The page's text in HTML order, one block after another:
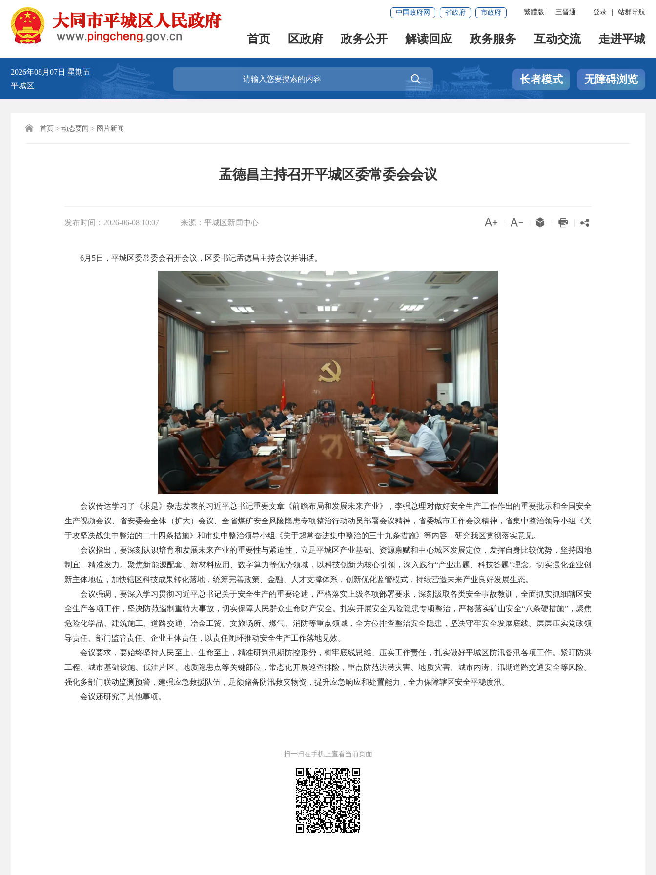
登录 站群导航
繁體版 三晋通
中国政府网 省政府 市政府
首页 区政府 政务公开 解读回应 政务服务 互动交流 走进平城
2026年08月07日 星期五
平城区
 长者模式 无障碍浏览
 首页 > 动态要闻 > 图片新闻
孟德昌主持召开平城区委常委会会议
发布时间： 2026-06-08 10:07 来源： 平城区新闻中心     
6月5日，平城区委常委会召开会议，区委书记孟德昌主持会议并讲话。
会议传达学习了《求是》杂志发表的习近平总书记重要文章《前瞻布局和发展未来产业》，李强总理对做好安全生产工作作出的重要批示和全国安全
生产视频会议、省安委会全体（扩大）会议、全省煤矿安全风险隐患专项整治行动动员部署会议精神，省委城市工作会议精神，省集中整治领导小组《关
于攻坚决战集中整治的二十四条措施》和市集中整治领导小组《关于超常奋进集中整治的三十九条措施》等内容，研究我区贯彻落实意见。
会议指出，要深刻认识培育和发展未来产业的重要性与紧迫性，立足平城区产业基础、资源禀赋和中心城区发展定位，发挥自身比较优势，坚持因地
制宜、精准发力。聚焦新能源配套、新材料应用、数字算力等优势领域，以科技创新为核心引领，深入践行“产业出题、科技答题”理念。切实强化企业创
新主体地位，加快辖区科技成果转化落地，统筹完善政策、金融、人才支撑体系，创新优化监管模式，持续营造未来产业良好发展生态。
会议强调，要深入学习贯彻习近平总书记关于安全生产的重要论述，严格落实上级各项部署要求，深刻汲取各类安全事故教训，全面抓实抓细辖区安
全生产各项工作，坚决防范遏制重特大事故，切实保障人民群众生命财产安全。扎实开展安全风险隐患专项整治，严格落实矿山安全“八条硬措施”，聚焦
危险化学品、建筑施工、道路交通、冶金工贸、文旅场所、燃气、消防等重点领域，全方位排查整治安全隐患，坚决守牢安全发展底线。层层压实党政领
导责任、部门监管责任、企业主体责任，以责任闭环推动安全生产工作落地见效。
会议要求，要始终坚持人民至上、生命至上，精准研判汛期防控形势，树牢底线思维、压实工作责任，扎实做好平城区防汛备汛各项工作。紧盯防洪
工程、城市基础设施、低洼片区、地质隐患点等关键部位，常态化开展巡查排险，重点防范洪涝灾害、地质灾害、城市内涝、汛期道路交通安全等风险。
强化多部门联动监测预警，建强应急救援队伍，足额储备防汛救灾物资，提升应急响应和处置能力，全力保障辖区安全平稳度汛。
会议还研究了其他事项。
扫一扫在手机上查看当前页面